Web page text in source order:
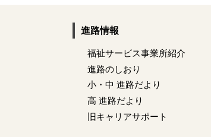
進路情報
福祉サービス事業所紹介
進路のしおり
小・中 進路だより
高 進路だより
旧キャリアサポート